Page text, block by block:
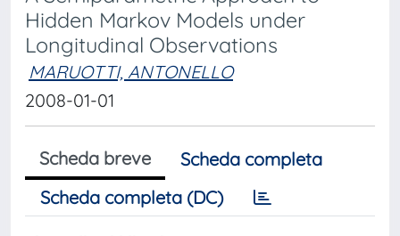
Hidden Markov Models under
Longitudinal Observations
MARUOTTI, ANTONELLO
2008-01-01
Scheda breve
Scheda completa
Scheda completa (DC)